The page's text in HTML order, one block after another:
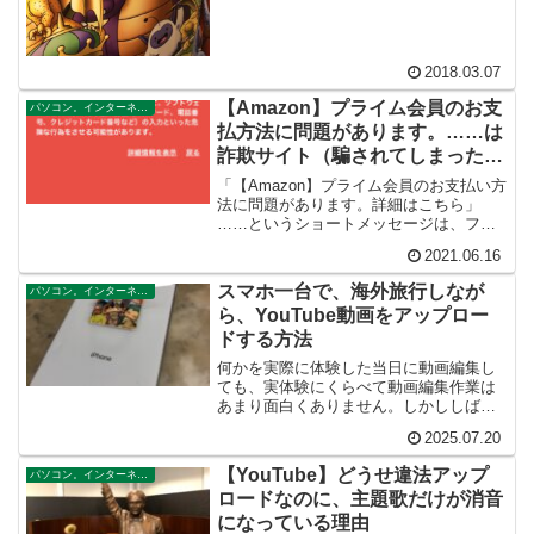
2018.03.07
パソコン。インターネット。テクノロジー。ブログ
【Amazon】プライム会員のお支
払方法に問題があります。……は
詐欺サイト（騙されてしまった場
合の対処方法）
「【Amazon】プライム会員のお支払い方
法に問題があります。詳細はこちら」
……というショートメッセージは、フィ
2021.06.16
パソコン。インターネット。テクノロジー。ブログ
スマホ一台で、海外旅行しなが
ら、YouTube動画をアップロー
ドする方法
何かを実際に体験した当日に動画編集し
ても、実体験にくらべて動画編集作業は
あまり面白くありません。しかししばら
動画編集できるので、面白く感じること
ができます。一粒で二度おいしい。それ
でいいのではないでしょうか？
2025.07.20
【YouTube】どうせ違法アップ
ロードなのに、主題歌だけが消音
になっている理由